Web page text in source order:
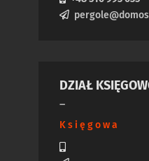
DZIAŁ
–
Księgowa